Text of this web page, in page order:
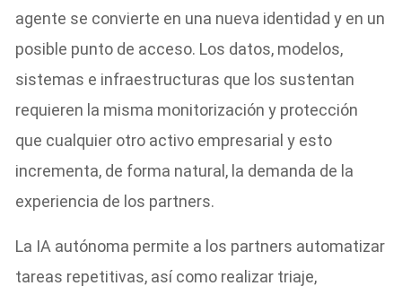
agente se convierte en una nueva identidad y en un
posible punto de acceso. Los datos, modelos,
sistemas e infraestructuras que los sustentan
requieren la misma monitorización y protección
que cualquier otro activo empresarial y esto
incrementa, de forma natural, la demanda de la
experiencia de los partners.
La IA autónoma permite a los partners automatizar
tareas repetitivas, así como realizar triaje,